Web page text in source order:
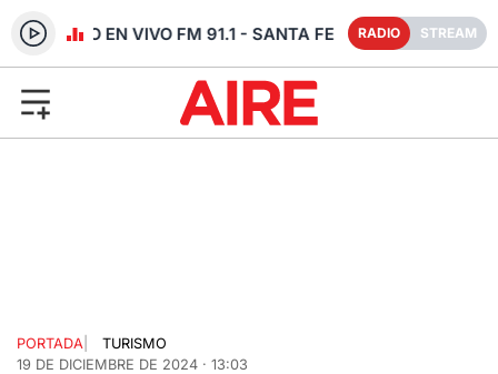
RADIO EN VIVO FM 91.1 - SANTA FE RADIO STREAM
PORTADA
TURISMO
19 DE DICIEMBRE DE 2024 · 13:03